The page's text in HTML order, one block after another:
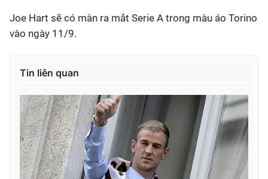
Joe Hart sẽ có màn ra mắt Serie A trong màu áo Torino
vào ngày 11/9.
Tin liên quan